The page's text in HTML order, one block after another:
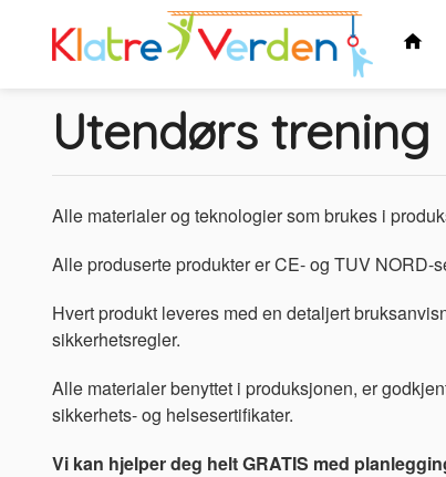
innholdet
Utendørs trening
Alle materialer og teknologier som brukes i
Alle produserte produkter er CE- og TUV NORD-
Hvert produkt leveres med en detaljert
sikkerhetsregler.
Alle materialer benyttet i produksjonen, er
sikkerhets- og helsesertifikater.
Vi kan hjelper deg helt GRATIS med